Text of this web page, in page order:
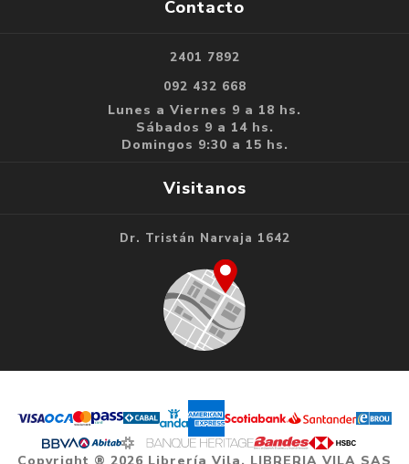
Contacto
2401 7892
092 432 668
Lunes a Viernes 9 a 18 hs.
Sábados 9 a 14 hs.
Domingos 9:30 a 15 hs.
Visitanos
Dr. Tristán Narvaja 1642
Copyright ® 2026 Librería Vila. LIBRERIA VILA SAS